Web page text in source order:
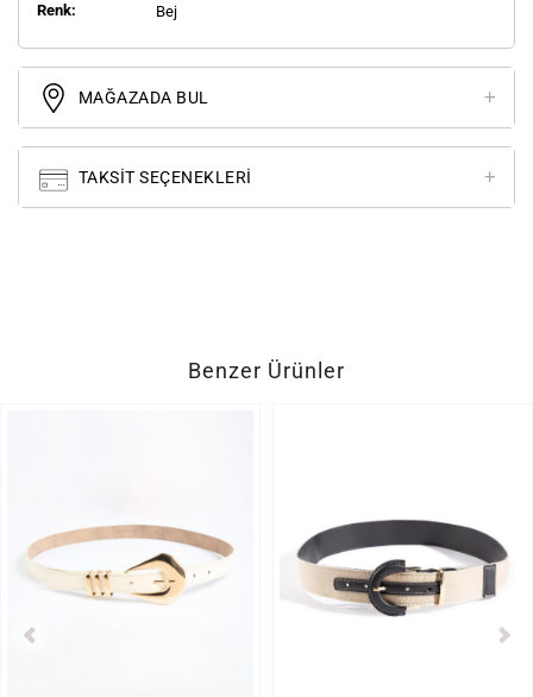
Renk:
Bej
MAĞAZADA BUL
TAKSIT SEÇENEKLERI
Benzer Ürünler